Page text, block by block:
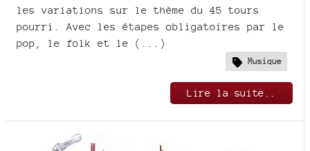
les variations sur le thème du 45 tours
pourri. Avec les étapes obligatoires par le
pop, le folk et le (...)
Musique
Lire la suite..